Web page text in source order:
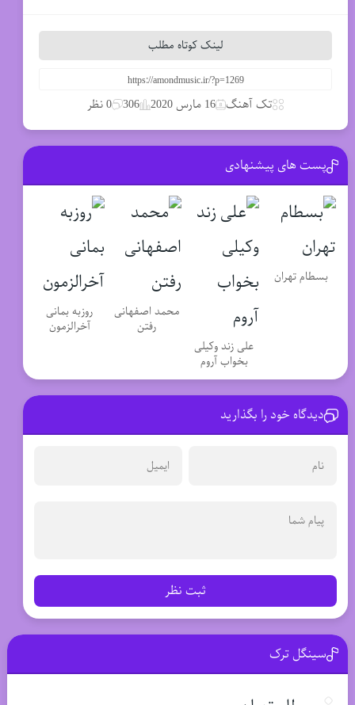
لینک کوتاه مطلب
تک آهنگ 16 مارس 2020 306 0 نظر
پست های پیشنهادی
بسطام تهران
علی زند وکیلی
بخواب آروم
محمد اصفهانی
رفتن
روزبه بمانی
آخرالزمون
دیدگاه خود را بگذارید
ثبت نظر
سینگل ترک